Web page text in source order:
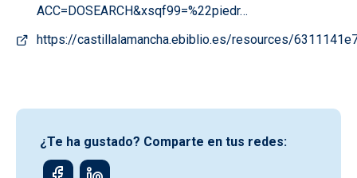
ACC=DOSEARCH&xsqf99=%22piedr…
https://castillalamancha.ebiblio.es/resources/
¿Te ha gustado? Comparte en tus redes: